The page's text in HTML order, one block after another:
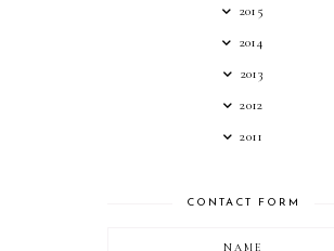
2015
2014
2013
2012
2011
CONTACT FORM